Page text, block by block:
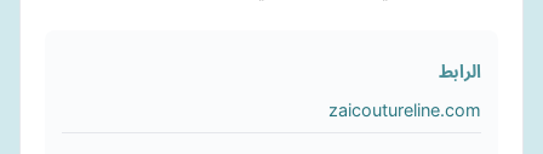
الرابط
zaicoutureline.com